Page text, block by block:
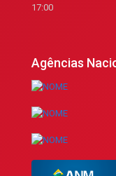
17:00
Agências